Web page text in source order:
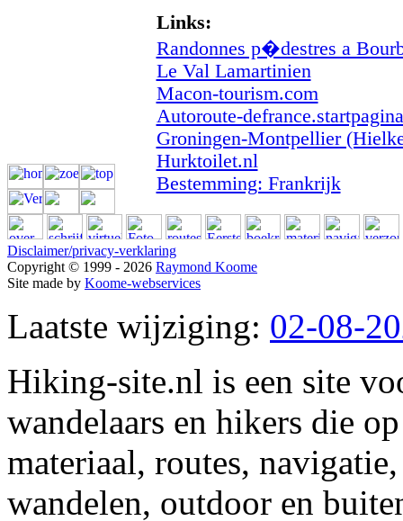
Links:
Randonnes p�destres a
Le Val Lamartinien
Macon-tourism.com
Autoroute-
Groningen-Montpellier
Hurktoilet.nl
Bestemming: Frankrijk
Disclaimer/privacy-verklaring
Copyright © 1999 - 2026 Raymond Koome
Site made by Koome-webservices
Laatste wijziging: 02-08-
Hiking-site.nl is een site
wandelaars en hikers die
materiaal, routes,
wandelen, outdoor en